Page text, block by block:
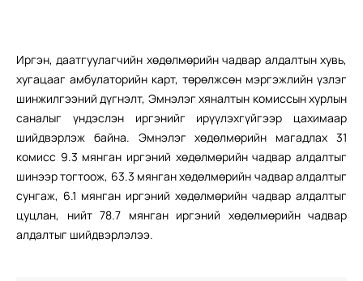
Иргэн, даатгуулагчийн хөдөлмөрийн чадвар алдалтын хувь,
хугацааг амбулаторийн карт, төрөлжсөн мэргэжлийн үзлэг
шинжилгээний дүгнэлт, Эмнэлэг хяналтын комиссын хурлын
саналыг үндэслэн иргэнийг ирүүлэхгүйгээр цахимаар
шийдвэрлэж байна. Эмнэлэг хөдөлмөрийн магадлах 31
комисс 9.3 мянган иргэний хөдөлмөрийн чадвар алдалтыг
шинээр тогтоож, 63.3 мянган хөдөлмөрийн чадвар алдалтыг
сунгаж, 6.1 мянган иргэний хөдөлмөрийн чадвар алдалтыг
цуцлан, нийт 78.7 мянган иргэний хөдөлмөрийн чадвар
алдалтыг шийдвэрлэлээ.